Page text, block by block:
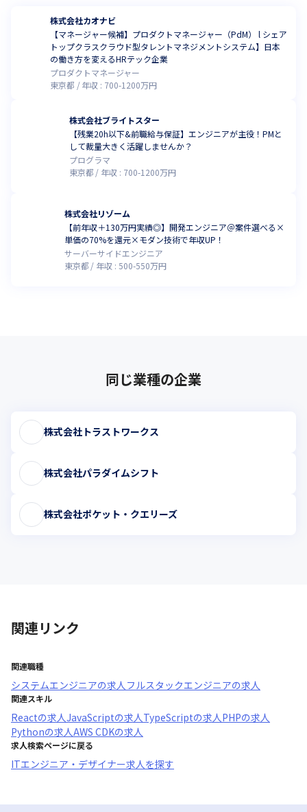
株式会社カオナビ
【マネージャー候補】プロダクトマネージャー（PdM） l シェア
トップクラスクラウド型タレントマネジメントシステム】日本
の働き方を変えるHRテック企業
プロダクトマネージャー
東京都
年収 : 700-1200万円
株式会社ブライトスター
【残業20h以下&前職給与保証】エンジニアが主役！PMと
して裁量大きく活躍しませんか？
プログラマ
東京都
年収 : 700-1200万円
株式会社リゾーム
【前年収＋130万円実績◎】開発エンジニア＠案件選べる×
単価の70%を還元×モダン技術で年収UP！
サーバーサイドエンジニア
東京都
年収 : 500-550万円
同じ業種の企業
株式会社トラストワークス
株式会社パラダイムシフト
株式会社ポケット・クエリーズ
関連リンク
関連職種
システムエンジニアの求人 フルスタックエンジニアの求人
関連スキル
Reactの求人JavaScriptの求人 TypeScriptの求人 PHPの求人
Pythonの求人AWS CDKの求人
求人検索ページに戻る
ITエンジニア・デザイナー求人を探す